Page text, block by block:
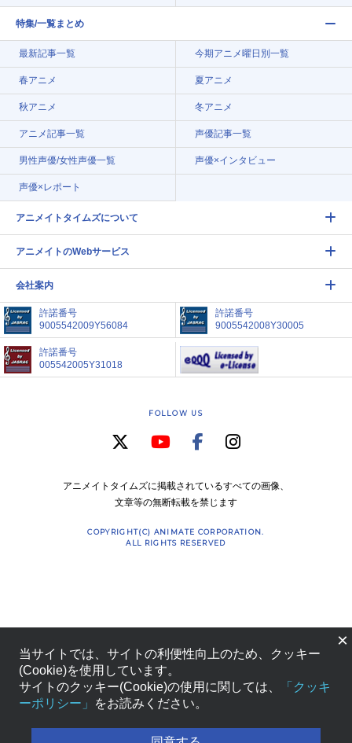
特集/一覧まとめ
最新記事一覧 今期アニメ曜日別一覧
春アニメ 夏アニメ
秋アニメ 冬アニメ
アニメ記事一覧 声優記事一覧
男性声優/女性声優一覧 声優×インタビュー
声優×レポート
アニメイトタイムズについて
アニメイトのWebサービス
会社案内
許諾番号
9005542009Y56084
許諾番号
9005542008Y30005
許諾番号
005542005Y31018
FOLLOW US
アニメイトタイムズに掲載されているすべての画像、
文章等の無断転載を禁じます
COPYRIGHT(C) ANIMATE CORPORATION.
ALL RIGHTS RESERVED
×
当サイトでは、サイトの利便性向上のため、クッキー
(Cookie)を使用しています。
サイトのクッキー(Cookie)の使用に関しては、
「クッキ
ーポリシー」
をお読みください。